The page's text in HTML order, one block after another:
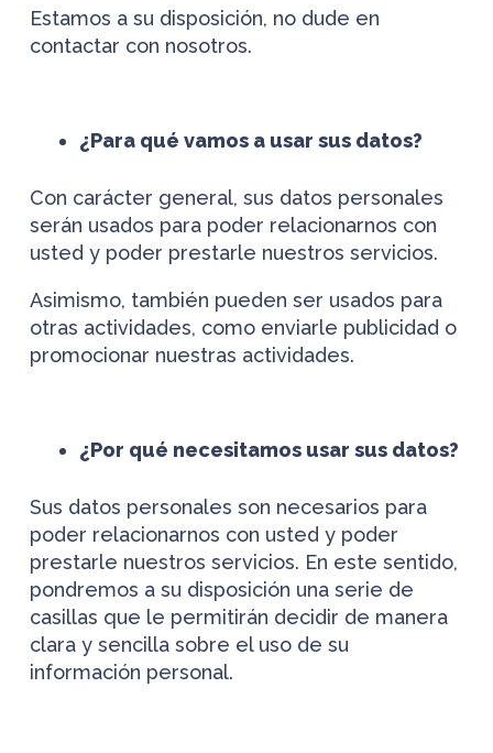
Estamos a su disposición, no dude en
contactar con nosotros.
¿Para qué vamos a usar sus datos?
Con carácter general, sus datos personales
serán usados para poder relacionarnos con
usted y poder prestarle nuestros servicios.
Asimismo, también pueden ser usados para
otras actividades, como enviarle publicidad o
promocionar nuestras actividades.
¿Por qué necesitamos usar sus datos?
Sus datos personales son necesarios para
poder relacionarnos con usted y poder
prestarle nuestros servicios. En este sentido,
pondremos a su disposición una serie de
casillas que le permitirán decidir de manera
clara y sencilla sobre el uso de su
información personal.